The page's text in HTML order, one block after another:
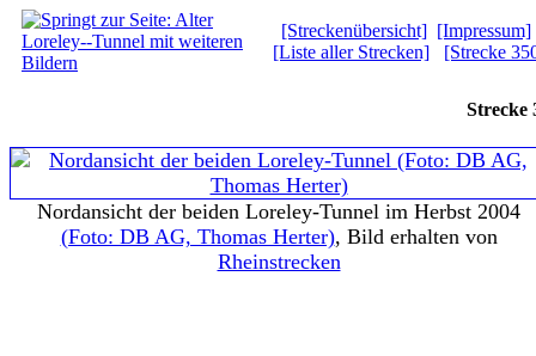
[Streckenübersicht] [Impressum]
[Liste aller Strecken]
[Strecke
Strecke
Nordansicht der beiden Loreley-Tunnel im Herbst 2004
(Foto: DB AG, Thomas Herter), Bild erhalten von
Rheinstrecken